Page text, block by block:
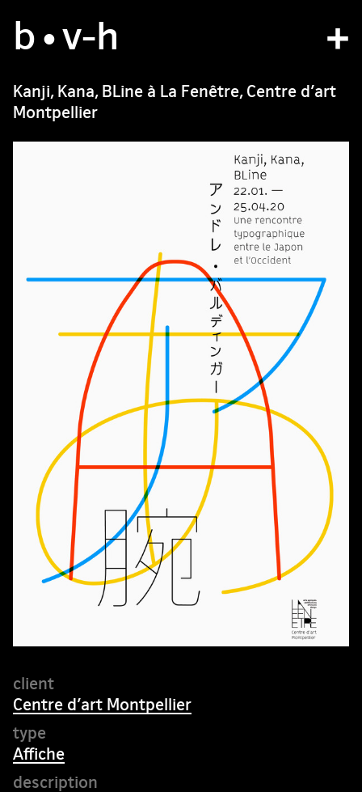
b•v-h
atelier
projets
bvh type
Kanji, Kana, BLine à La Fenêtre, Centre d’art
Montpellier
Centre d’art Montpellier
Affiche